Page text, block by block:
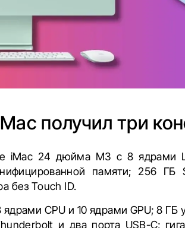
получил три
iMac 24 дюйма M3 с 8 ядрами
памяти; 256 ГБ
без Touch ID.
CPU и 10 ядрами GPU; 8
и два порта USB-C;